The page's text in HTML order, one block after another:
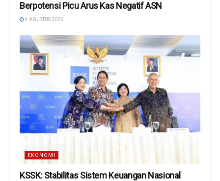
Berpotensi Picu Arus Kas Negatif ASN
4 AGUSTUS 2026
EKONOMI
KSSK: Stabilitas Sistem Keuangan Nasional